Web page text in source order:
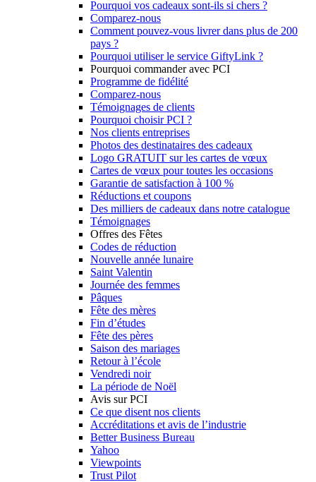
Pourquoi vos cadeaux sont-ils si chers ?
Comparez-nous
Comment pouvez-vous livrer dans plus de 200
pays ?
Pourquoi utiliser le service GiftyLink ?
Pourquoi commander avec PCI
Programme de fidélité
Comparez-nous
Témoignages de clients
Pourquoi choisir PCI ?
Nos clients entreprises
Photos des destinataires des cadeaux
Logo GRATUIT sur les cartes de vœux
Cartes de vœux pour toutes les occasions
Garantie de satisfaction à 100 %
Réductions et coupons
Des milliers de cadeaux dans notre catalogue
Témoignages
Offres des Fêtes
Codes de réduction
Nouvelle année lunaire
Saint Valentin
Journée des femmes
Pâques
Fête des mères
Fin d’études
Fête des pères
Saison des mariages
Retour à l’école
Vendredi noir
La période de Noël
Avis sur PCI
Ce que disent nos clients
Accréditations et avis de l’industrie
Better Business Bureau
Yahoo
Viewpoints
Trust Pilot